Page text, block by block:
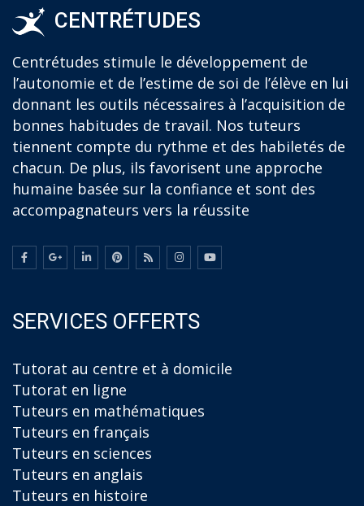
CENTRÉTUDES
Centrétudes stimule le développement de
l’autonomie et de l’estime de soi de l’élève en lui
donnant les outils nécessaires à l’acquisition de
bonnes habitudes de travail. Nos tuteurs
tiennent compte du rythme et des habiletés de
chacun. De plus, ils favorisent une approche
humaine basée sur la confiance et sont des
accompagnateurs vers la réussite
SERVICES OFFERTS
Tutorat au centre et à domicile
Tutorat en ligne
Tuteurs en mathématiques
Tuteurs en français
Tuteurs en sciences
Tuteurs en anglais
Tuteurs en histoire